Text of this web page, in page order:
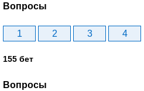
Вопросы
1 2 3 4
155 бет
Вопросы